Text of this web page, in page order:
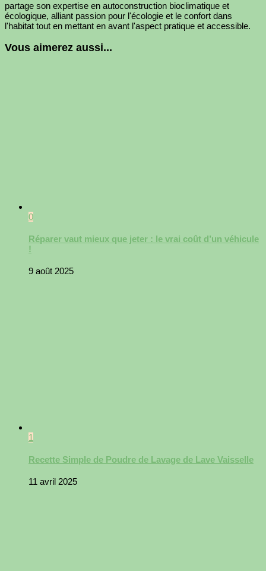
partage son expertise en autoconstruction bioclimatique et
écologique, alliant passion pour l'écologie et le confort dans
l'habitat tout en mettant en avant l'aspect pratique et accessible.
Vous aimerez aussi...
0
Réparer vaut mieux que jeter : le vrai coût d’un véhicule
!
9 août 2025
1
Recette Simple de Poudre de Lavage de Lave Vaisselle
11 avril 2025